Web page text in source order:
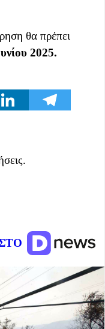
θα πρέπει
2025.